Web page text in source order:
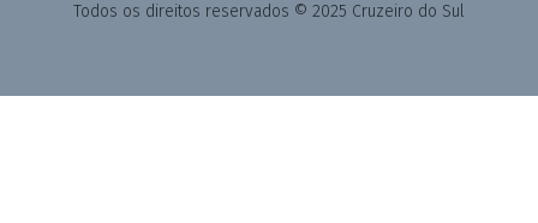
Todos os direitos reservados © 2025 Cruzeiro do Sul